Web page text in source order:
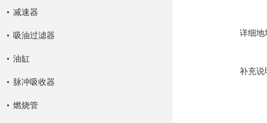
减速器
吸油过滤器
油缸
脉冲吸收器
燃烧管
详细地
补充说